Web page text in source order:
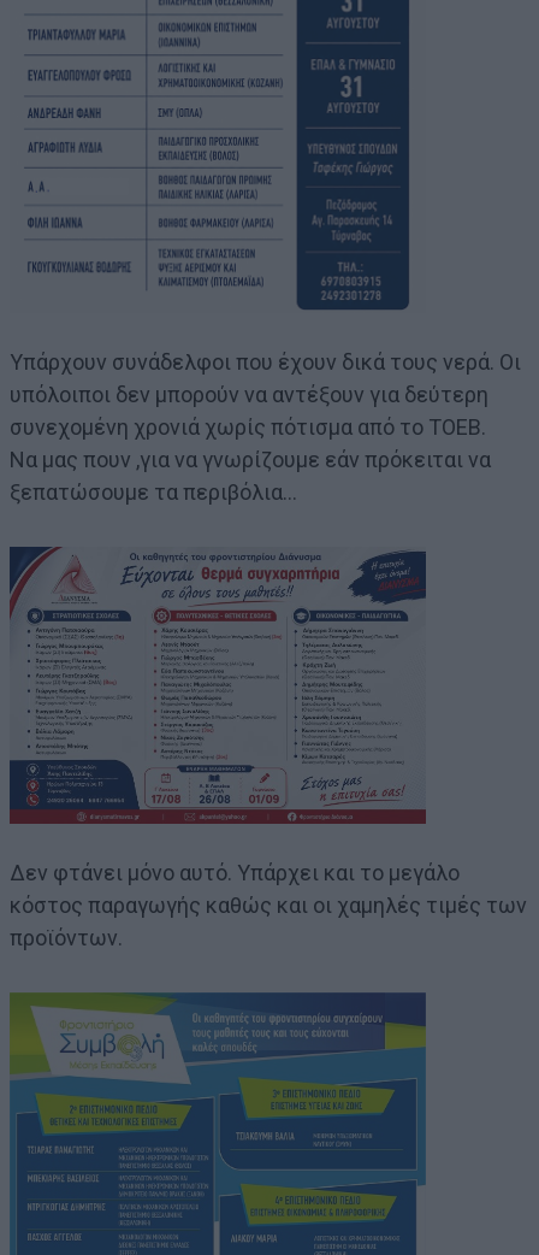
Υπάρχουν συνάδελφοι που έχουν δικά τους νερά. Οι
υπόλοιποι δεν μπορούν να αντέξουν για δεύτερη
συνεχομένη χρονιά χωρίς πότισμα από το ΤΟΕΒ.
Να μας πουν ,για να γνωρίζουμε εάν πρόκειται να
ξεπατώσουμε τα περιβόλια…
Δεν φτάνει μόνο αυτό. Υπάρχει και το μεγάλο
κόστος παραγωγής καθώς και οι χαμηλές τιμές των
προϊόντων.